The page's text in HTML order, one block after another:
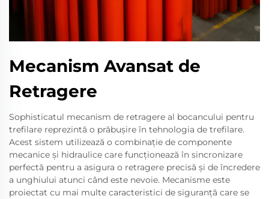
Mecanism Avansat de
Retragere
Sophisticatul mecanism de retragere al bocancului pentru
trefilare reprezintă o prăbușire în tehnologia de trefilare.
Acest sistem utilizează o combinație de componente
mecanice și hidraulice care funcționează în sincronizare
perfectă pentru a asigura o retragere precisă și de încredere
a unghiului atunci când este nevoie. Mecanisme este
proiectat cu mai multe caracteristici de siguranță care se